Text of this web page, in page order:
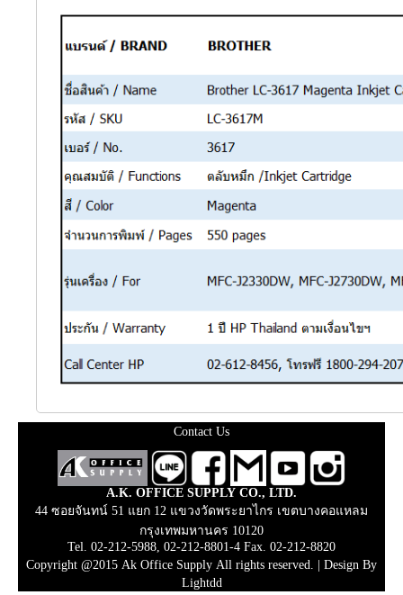
Contact Us
A.K. OFFICE SUPPLY CO., LTD.
44 ซอยจันทน์ 51 แยก 12 แขวงวัดพระยาไกร เขตบางคอแหลม
กรุงเทพมหานคร 10120
Tel. 02-212-5988, 02-212-8801-4 Fax. 02-212-8820
Copyright @2015 Ak Office Supply All rights reserved. | Design By
Lightdd